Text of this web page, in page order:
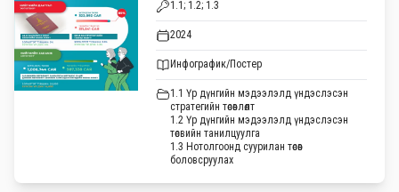
1.1; 1.2; 1.3
2024
Инфографик/Постер
1.1 Үр дүнгийн мэдээлэлд үндэслэсэн
стратегийн төсөвлөлт
1.2 Үр дүнгийн мэдээлэлд үндэслэсэн
төсвийн танилцуулга
1.3 Нотолгоонд суурилан төсөв
боловсруулах